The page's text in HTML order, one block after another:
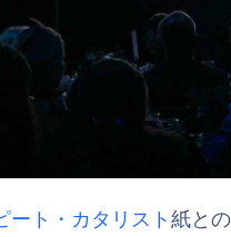
ート・カタリスト紙と